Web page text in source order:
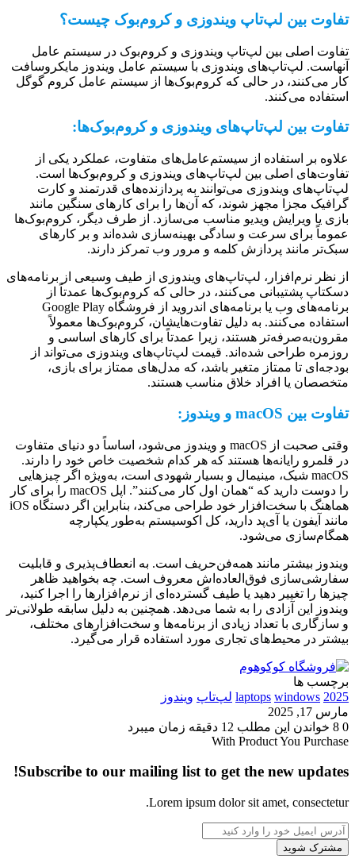
تفاوت بین لپ‌تاپ ویندوزی و کروم‌بوک چیست؟
تفاوت اصلی بین لپ‌تاپ ویندوزی و کروم‌بوک در سیستم عامل
آنهاست. لپ‌تاپ‌های ویندوزی با سیستم عامل ویندوز مایکروسافت
کار می‌کنند، در حالی که کروم‌بوک‌ها از سیستم عامل کروم گوگل
استفاده می‌کنند.
تفاوت بین لپ‌تاپ‌های ویندوزی و کروم‌بوک‌ها:
علاوه بر استفاده از سیستم‌عامل‌های متفاوت، عملکرد یکی از
تفاوت‌های اصلی بین لپ‌تاپ‌های ویندوزی و کروم‌بوک‌ها است.
لپ‌تاپ‌های ویندوزی می‌توانند به پردازنده‌های قدرتمند و کارت
گرافیک مجزا مجهز شوند، که آن‌ها را برای کارهای سنگین مانند
بازی یا ویرایش ویدیو مناسب می‌سازد. از طرف دیگر، کروم‌بوک‌ها
عموماً برای سرعت و سادگی بهینه‌سازی شده‌اند و بر کارهای
سبک‌تر مانند پردازش کلمه و مرور وب تمرکز دارند.
از نظر نرم‌افزار، لپ‌تاپ‌های ویندوزی از طیف وسیعی از برنامه‌های
دسکتاپ پشتیبانی می‌کنند، در حالی که کروم‌بوک‌ها عمدتاً از
برنامه‌های وب یا برنامه‌های اندروید از فروشگاه Google Play
استفاده می‌کنند. به دلیل تفاوت‌هایشان، کروم‌بوک‌ها معمولاً
مقرون‌به‌صرفه‌تر هستند، زیرا عمدتاً برای کارهای اساسی و
روزمره طراحی شده‌اند. قیمت لپ‌تاپ‌های ویندوزی می‌تواند از
بودجه‌ای تا ممتاز متغیر باشد، که مدل‌های ممتاز برای بازی،
متخصصان یا افراد خلاق مناسب هستند.
تفاوت بین macOS و ویندوز:
وقتی صحبت از macOS و ویندوز می‌شود، اساساً دو دنیای متفاوت
در قلمرو رایانه‌ها هستند که هر کدام شخصیت خاص خود را دارند.
macOS شیک، مینیمال و بسیار شهودی است، به‌ویژه اگر چیزهایی
را دوست دارید که “همان اول کار می‌کنند”. اپل macOS را برای کار
هماهنگ با سخت‌افزار خود طراحی می‌کند، بنابراین اگر دستگاه iOS
مانند آیفون یا آی‌پد دارید، کل اکوسیستم به‌طور یکپارچه
همگام‌سازی می‌شود.
ویندوز بیشتر مانند همه‌فن‌حریف است. به انعطاف‌پذیری و قابلیت
سفارشی‌سازی فوق‌العاده‌اش معروف است. چه بخواهید ظاهر
چیزها را تغییر دهید یا طیف گسترده‌ای از نرم‌افزارها را اجرا کنید،
ویندوز این آزادی را به شما می‌دهد. همچنین به دلیل سابقه طولانی‌تر
و سازگاری با تعداد زیادی از برنامه‌ها و سخت‌افزارهای مختلف،
بیشتر در محیط‌های تجاری مورد استفاده قرار می‌گیرد.
برچسب ها
2025
laptops windows لپ‌تاپ‌ ویندوز
مارس 17, 2025
0
خواندن این مطلب 12 دقیقه زمان میبرد
With Product You Purchase
Subscribe to our mailing list to get the new updates!
Lorem ipsum dolor sit amet, consectetur.
آدرس
ایمیل
خود